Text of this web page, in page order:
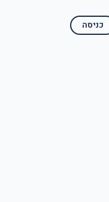
כניסה